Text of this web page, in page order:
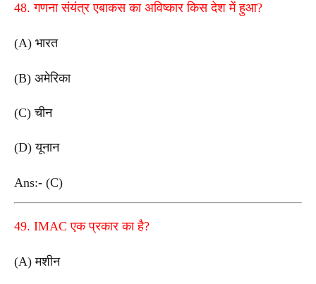
48. गणना संयंत्र एबाकस का अविष्कार किस देश में हुआ?
(A) भारत
(B) अमेरिका
(C) चीन
(D) यूनान
Ans:- (C)
49. IMAC एक प्रकार का है?
(A) मशीन